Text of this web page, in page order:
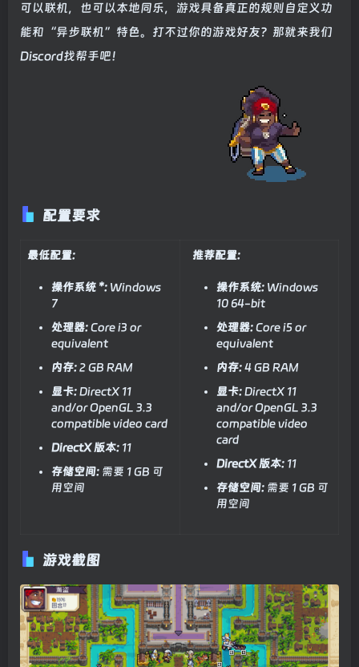
可以联机，也可以本地同乐，游戏具备真正的规则自定义功
能和“异步联机”特色。打不过你的游戏好友？那就来我们
Discord找帮手吧！
配置要求
最低配置:
操作系统 *: Windows
7
处理器:Core i3 or
equivalent
内存:2 GB RAM
显卡:DirectX 11
and/or OpenGL 3.3
compatible video card
DirectX 版本: 11
存储空间: 需要 1 GB 可
用空间
推荐配置:
操作系统: Windows
10 64-bit
处理器:Core i5 or
equivalent
内存:4 GB RAM
显卡:DirectX 11
and/or OpenGL 3.3
compatible video
card
DirectX 版本: 11
存储空间: 需要 1 GB 可
用空间
游戏截图